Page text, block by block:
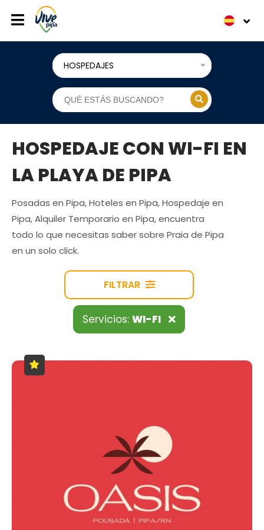
HOSPEDAJES
HOSPEDAJE CON WI-FI EN
LA PLAYA DE PIPA
Posadas en Pipa, Hoteles en Pipa, Hospedaje en
Pipa, Alquiler Temporario en Pipa, encuentra
todo lo que necesitas saber sobre Praia de Pipa
en un solo click.
FILTRAR
Servicios: WI-FI